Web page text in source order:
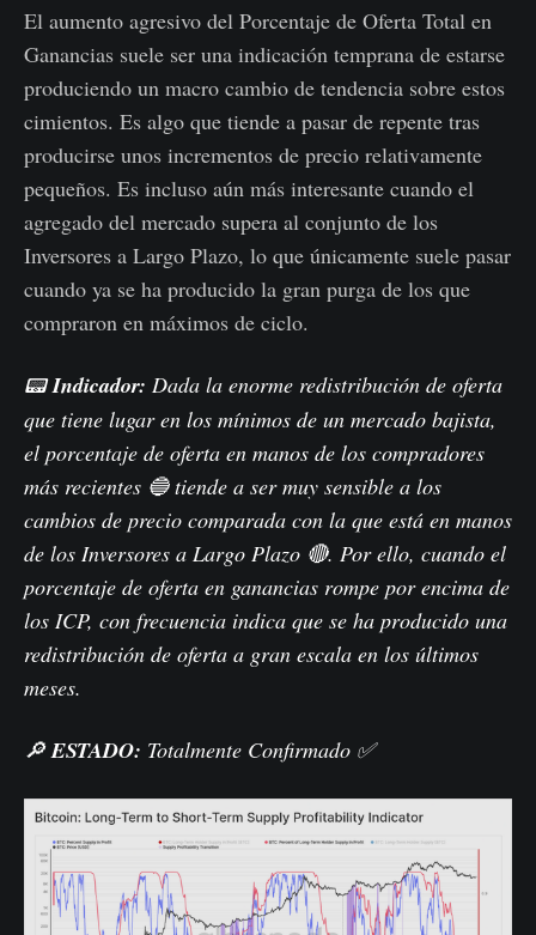
El aumento agresivo del Porcentaje de Oferta Total en
Ganancias suele ser una indicación temprana de estarse
produciendo un macro cambio de tendencia sobre estos
cimientos. Es algo que tiende a pasar de repente tras
producirse unos incrementos de precio relativamente
pequeños. Es incluso aún más interesante cuando el
agregado del mercado supera al conjunto de los
Inversores a Largo Plazo, lo que únicamente suele pasar
cuando ya se ha producido la gran purga de los que
compraron en máximos de ciclo.
📟Indicador: Dada la enorme redistribución de oferta
que tiene lugar en los mínimos de un mercado bajista,
el porcentaje de oferta en manos de los compradores
más recientes 🔵 tiende a ser muy sensible a los
cambios de precio comparada con la que está en manos
de los Inversores a Largo Plazo 🔴. Por ello, cuando el
porcentaje de oferta en ganancias rompe por encima de
los ICP, con frecuencia indica que se ha producido una
redistribución de oferta a gran escala en los últimos
meses.
🔎ESTADO: Totalmente Confirmado ✅